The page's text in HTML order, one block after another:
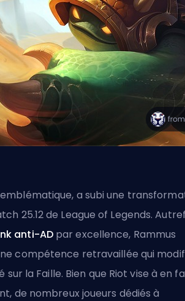
a subi une
25.12 de League of Legends.
anti-ADpar excellence, Rammus
compétence retravaillée qui
la Faille. Bien que Riot vise à en
de nombreux joueurs dédiés à